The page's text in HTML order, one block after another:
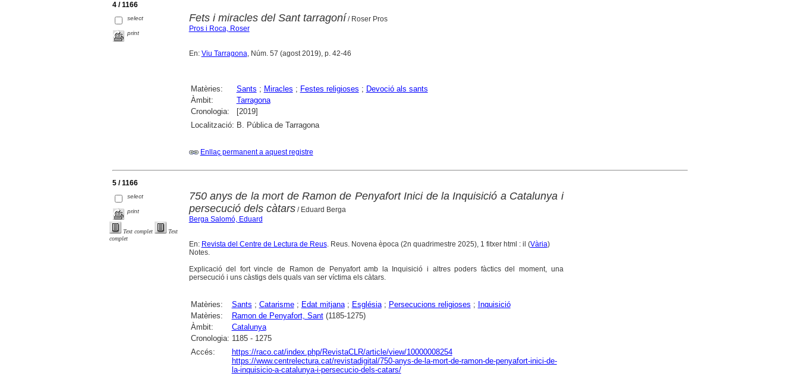
4 / 1166
select
print
Fets i miracles del Sant tarragoní / Roser Pros
Pros i Roca, Roser
En: Viu Tarragona, Núm. 57 (agost 2019), p. 42-46
Matèries: Sants ; Miracles ; Festes religioses ; Devoció als sants
Àmbit:
Tarragona
Cronologia:
[2019]
Localització: B. Pública de Tarragona
Enllaç permanent a aquest registre
5 / 1166
select
print
Text complet
Text
complet
750 anys de la mort de Ramon de Penyafort Inici de la Inquisició a Catalunya i
persecució dels càtars/ Eduard Berga
Berga Salomó, Eduard
En: Revista del Centre de Lectura de Reus. Reus. Novena època (2n quadrimestre 2025), 1 fitxer html : il (Vària)
Notes.
Explicació del fort vincle de Ramon de Penyafort amb la Inquisició i altres poders fàctics del moment, una
persecució i uns càstigs dels quals van ser víctima els càtars.
Matèries: Sants ; Catarisme; Edat mitjana; Església; Persecucions religioses ; Inquisició
Matèries:
Ramon de Penyafort, Sant(1185-1275)
Àmbit:
Catalunya
Cronologia: 1185 - 1275
Accés:
https://raco.cat/index.php/RevistaCLR/article/view/10000008254
https://www.centrelectura.cat/revistadigital/750-anys-de-la-mort-de-ramon-de-penyafort-inici-de-
la-inquisicio-a-catalunya-i-persecucio-dels-catars/